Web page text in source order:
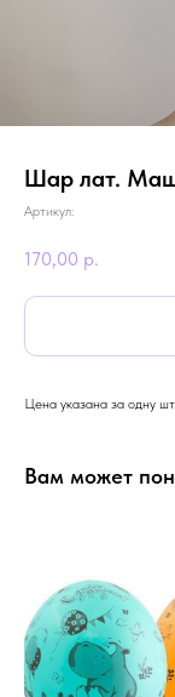
Шар лат.
Артикул:
170,00 р.
Цена указана за одну шт.
Вам может